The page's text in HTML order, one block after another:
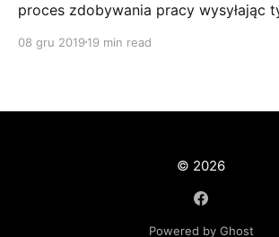
proces zdobywania pracy wysyłając
08 gru 2019 19 min read
© 2026
Powered by Ghost